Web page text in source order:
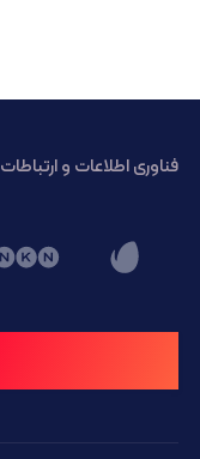
فناوری اطلاعات و ارتباطات